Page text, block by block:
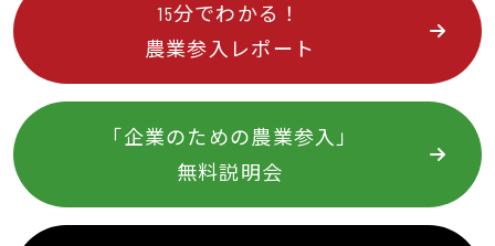
15分でわかる！
農業参入レポート
「企業のための農業参入」
無料説明会